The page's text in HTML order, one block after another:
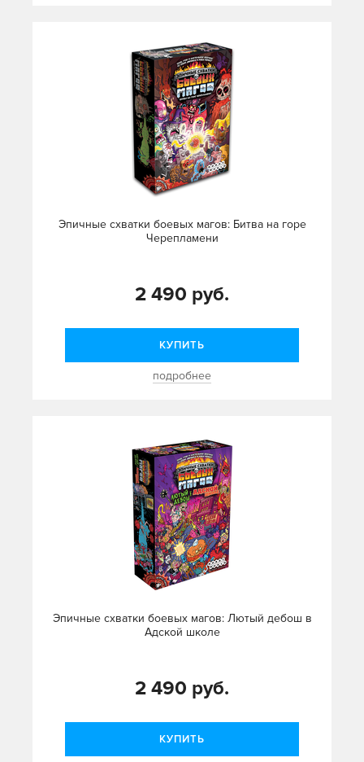
Эпичные схватки боевых магов: Битва на горе
Черепламени
2 490 руб.
КУПИТЬ
подробнее
Эпичные схватки боевых магов: Лютый дебош в
Адской школе
2 490 руб.
КУПИТЬ